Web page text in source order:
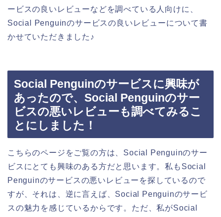
ービスの良いレビューなどを調べている人向けに、
Social Penguinのサービスの良いレビューについて書
かせていただきました♪
Social Penguinのサービスに興味が
あったので、Social Penguinのサー
ビスの悪いレビューも調べてみるこ
とにしました！
こちらのページをご覧の方は、Social Penguinのサー
ビスにとても興味のある方だと思います。私もSocial
Penguinのサービスの悪いレビューを探しているので
すが、それは、逆に言えば、Social Penguinのサービ
スの魅力を感じているからです。ただ、私がSocial